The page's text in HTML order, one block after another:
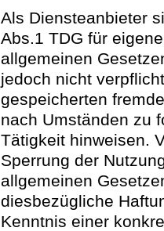
Als Diensteanbieter
Abs.1 TDG für
allgemeinen
jedoch nicht
gespeicherten
nach Umständen zu
Tätigkeit hinweisen.
Sperrung der
allgemeinen
diesbezügliche
Kenntnis einer